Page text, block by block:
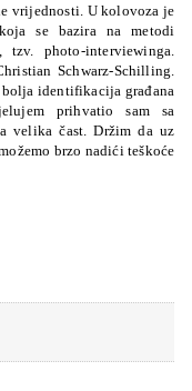
vrijednosti. U kolovoza je
se bazira na metodi
photo-interviewinga.
Schwarz-Schilling.
identifikacija građana
prihvatio sam sa
velika čast. Držim da uz
brzo nadići teškoće